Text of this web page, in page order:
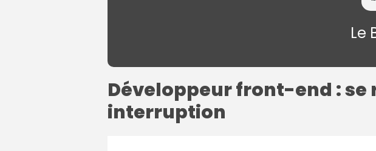
Le
Développeur front-end :
interruption